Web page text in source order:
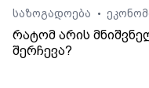
საზოგადოება
•
რატომ არის
შერჩევა?